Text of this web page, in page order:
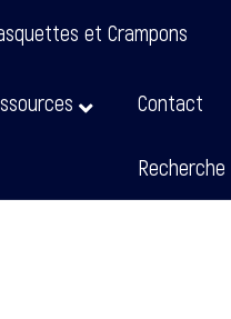
et Crampons
Contact
Recherche